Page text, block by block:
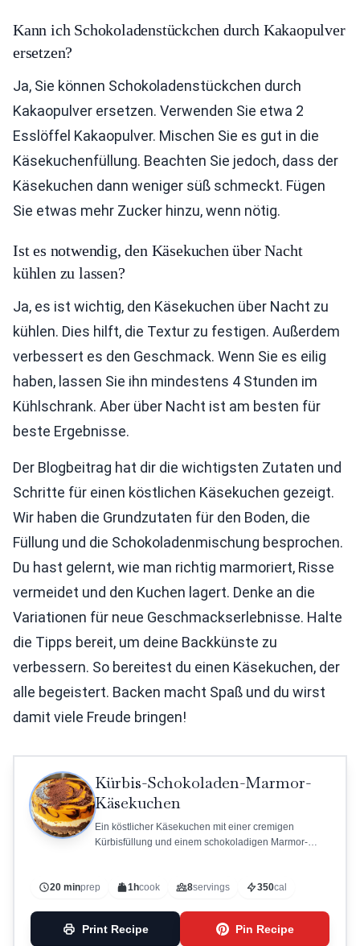
Kann ich Schokoladenstückchen durch Kakaopulver
ersetzen?
Ja, Sie können Schokoladenstückchen durch
Kakaopulver ersetzen. Verwenden Sie etwa 2
Esslöffel Kakaopulver. Mischen Sie es gut in die
Käsekuchenfüllung. Beachten Sie jedoch, dass der
Käsekuchen dann weniger süß schmeckt. Fügen
Sie etwas mehr Zucker hinzu, wenn nötig.
Ist es notwendig, den Käsekuchen über Nacht
kühlen zu lassen?
Ja, es ist wichtig, den Käsekuchen über Nacht zu
kühlen. Dies hilft, die Textur zu festigen. Außerdem
verbessert es den Geschmack. Wenn Sie es eilig
haben, lassen Sie ihn mindestens 4 Stunden im
Kühlschrank. Aber über Nacht ist am besten für
beste Ergebnisse.
Der Blogbeitrag hat dir die wichtigsten Zutaten und
Schritte für einen köstlichen Käsekuchen gezeigt.
Wir haben die Grundzutaten für den Boden, die
Füllung und die Schokoladenmischung besprochen.
Du hast gelernt, wie man richtig marmoriert, Risse
vermeidet und den Kuchen lagert. Denke an die
Variationen für neue Geschmackserlebnisse. Halte
die Tipps bereit, um deine Backkünste zu
verbessern. So bereitest du einen Käsekuchen, der
alle begeistert. Backen macht Spaß und du wirst
damit viele Freude bringen!
Kürbis-Schokoladen-Marmor-
Käsekuchen
Ein köstlicher Käsekuchen mit einer cremigen
Kürbisfüllung und einem schokoladigen Marmor-
20 minprep 1hcook 8servings 350cal
Print Recipe Pin Recipe